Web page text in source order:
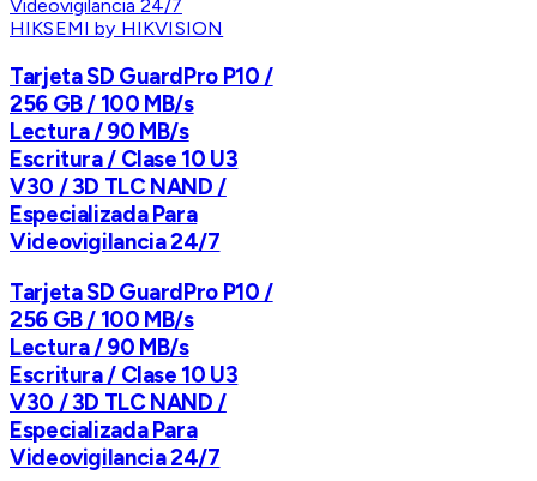
HIKSEMI by HIKVISION
Tarjeta SD GuardPro P10 /
256 GB / 100 MB/s
Lectura / 90 MB/s
Escritura / Clase 10 U3
V30 / 3D TLC NAND /
Especializada Para
Videovigilancia 24/7
Tarjeta SD GuardPro P10 /
256 GB / 100 MB/s
Lectura / 90 MB/s
Escritura / Clase 10 U3
V30 / 3D TLC NAND /
Especializada Para
Videovigilancia 24/7